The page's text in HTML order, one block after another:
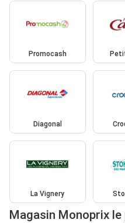
Promocash
Diagonal
La Vignery
Magasin Monoprix